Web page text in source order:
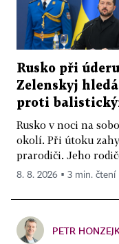
Rusko při
Zelenskyj
proti
Rusko v noci na
okolí. Při útoku
prarodiči. Jeho
8. 8. 2026 ▪ 3 min. čtení
PETR